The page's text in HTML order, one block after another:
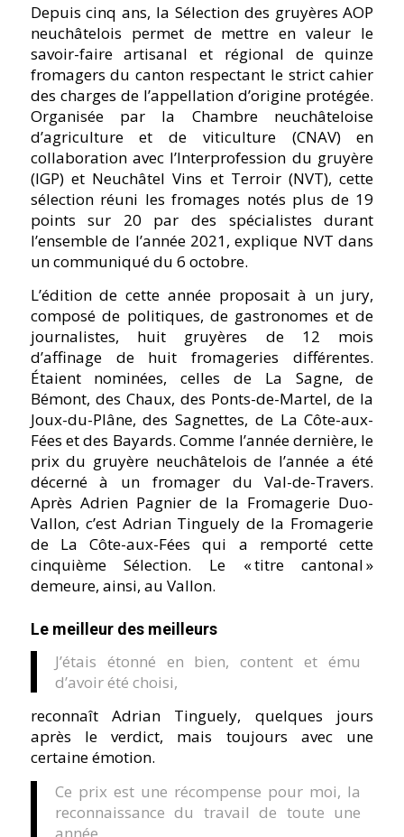
Depuis cinq ans, la Sélection des gruyères AOP
neuchâtelois permet de mettre en valeur le
savoir-faire artisanal et régional de quinze
fromagers du canton respectant le strict cahier
des charges de l’appellation d’origine protégée.
Organisée par la Chambre neuchâteloise
d’agriculture et de viticulture (CNAV) en
collaboration avec l’Interprofession du gruyère
(IGP) et Neuchâtel Vins et Terroir (NVT), cette
sélection réuni les fromages notés plus de 19
points sur 20 par des spécialistes durant
l’ensemble de l’année 2021, explique NVT dans
un communiqué du 6 octobre.
L’édition de cette année proposait à un jury,
composé de politiques, de gastronomes et de
journalistes, huit gruyères de 12 mois
d’affinage de huit fromageries différentes.
Étaient nominées, celles de La Sagne, de
Bémont, des Chaux, des Ponts-de-Martel, de la
Joux-du-Plâne, des Sagnettes, de La Côte-aux-
Fées et des Bayards. Comme l’année dernière, le
prix du gruyère neuchâtelois de l’année a été
décerné à un fromager du Val-de-Travers.
Après Adrien Pagnier de la Fromagerie Duo-
Vallon, c’est Adrian Tinguely de la Fromagerie
de La Côte-aux-Fées qui a remporté cette
cinquième Sélection. Le « titre cantonal »
demeure, ainsi, au Vallon.
Le meilleur des meilleurs
J’étais étonné en bien, content et ému
d’avoir été choisi,
reconnaît Adrian Tinguely, quelques jours
après le verdict, mais toujours avec une
certaine émotion.
Ce prix est une récompense pour moi, la
reconnaissance du travail de toute une
année,